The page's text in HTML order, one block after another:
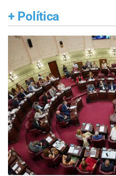
+ Política